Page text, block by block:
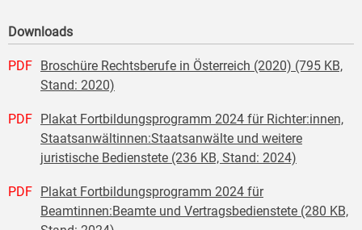
Downloads
PDF Broschüre Rechtsberufe in Österreich (2020) (795 KB,
Stand: 2020)
PDF Plakat Fortbildungsprogramm 2024 für Richter:innen,
Staatsanwältinnen:Staatsanwälte und weitere
juristische Bedienstete (236 KB, Stand: 2024)
PDF Plakat Fortbildungsprogramm 2024 für
Beamtinnen:Beamte und Vertragsbedienstete (280 KB,